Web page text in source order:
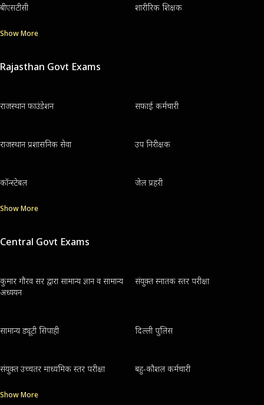
बीएसटीसी शारीरिक शिक्षक
Show More
Rajasthan Govt Exams
राजस्थान फाउंडेशन सफाई कर्मचारी
राजस्थान प्रशासनिक सेवा उप निरीक्षक
कॉन्स्टेबल जेल प्रहरी
Show More
Central Govt Exams
कुमार गौरव सर द्वारा सामान्य ज्ञान व सामान्य
अध्ययन
संयुक्त स्नातक स्तर परीक्षा
सामान्य ड्यूटी सिपाही दिल्ली पुलिस
संयुक्त उच्चतर माध्यमिक स्तर परीक्षा बहु-कौशल कर्मचारी
Show More